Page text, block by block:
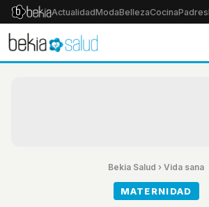
ActualidadModaBellezaCocinaPadres
Bekia Salud › Vida sana
MATERNIDAD